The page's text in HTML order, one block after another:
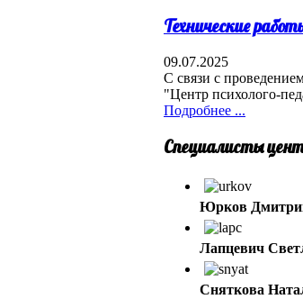
Технические
09.07.2025
С связи с
"Центр психолого-
Подробнее ...
Специалисты
Юрков
Лапцевич
Сняткова